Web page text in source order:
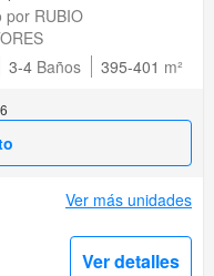
por RUBIO
3-4 Baños 395-401 m²
Ver más unidades
Ver detalles